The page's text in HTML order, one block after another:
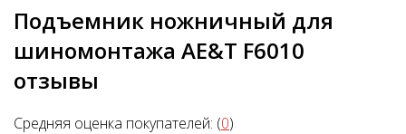
Подъемник ножничный для
шиномонтажа AE&T F6010
отзывы
Средняя оценка покупателей: (0)